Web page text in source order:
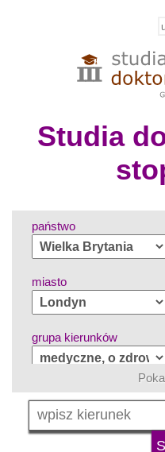
Studia
państwo
miasto
grupa kierunków
język